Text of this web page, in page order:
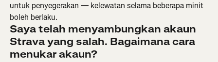
untuk penyegerakan — kelewatan selama beberapa minit
boleh berlaku.
Saya telah menyambungkan akaun
Strava yang salah. Bagaimana cara
menukar akaun?